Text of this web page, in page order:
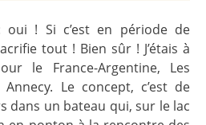
oui ! Si c’est en période de
tout ! Bien sûr ! J’étais à
le France-Argentine, Les
Le concept, c’est de
dans un bateau qui, sur le lac